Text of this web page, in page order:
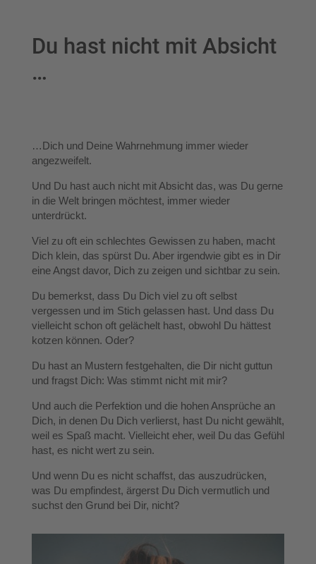
Du hast nicht mit Absicht
…
…Dich und Deine Wahrnehmung immer wieder
angezweifelt.
Und Du hast auch nicht mit Absicht das, was Du gerne
in die Welt bringen möchtest, immer wieder
unterdrückt.
Viel zu oft ein schlechtes Gewissen zu haben, macht
Dich klein, das spürst Du. Aber irgendwie gibt es in Dir
eine Angst davor, Dich zu zeigen und sichtbar zu sein.
Du bemerkst, dass Du Dich viel zu oft selbst
vergessen und im Stich gelassen hast. Und dass Du
vielleicht schon oft gelächelt hast, obwohl Du hättest
kotzen können. Oder?
Du hast an Mustern festgehalten, die Dir nicht guttun
und fragst Dich: Was stimmt nicht mit mir?
Und auch die Perfektion und die hohen Ansprüche an
Dich, in denen Du Dich verlierst, hast Du nicht gewählt,
weil es Spaß macht. Vielleicht eher, weil Du das Gefühl
hast, es nicht wert zu sein.
Und wenn Du es nicht schaffst, das auszudrücken,
was Du empfindest, ärgerst Du Dich vermutlich und
suchst den Grund bei Dir, nicht?